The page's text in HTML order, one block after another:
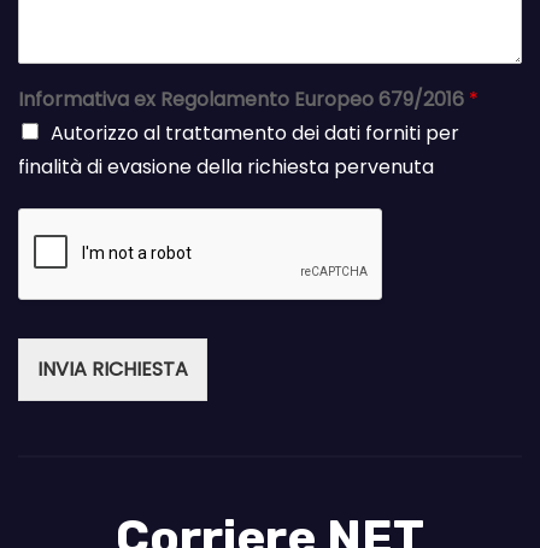
Informativa ex Regolamento Europeo 679/2016 *
Autorizzo al trattamento dei dati forniti per
finalità di evasione della richiesta pervenuta
INVIA RICHIESTA